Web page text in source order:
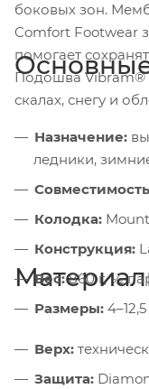
боковых зон.
Comfort Footwear
помогает
Подошва Vibram®
скалах, снегу и
Назначение:
ледники,
Колодка:
Конструкция:
Вес:860 г, ½
Размеры:
Верх:
Защита: